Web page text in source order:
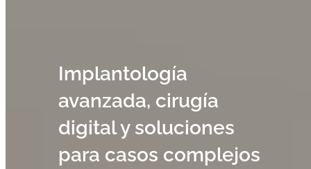
Implantología
avanzada, cirugía
digital y soluciones
para casos complejos